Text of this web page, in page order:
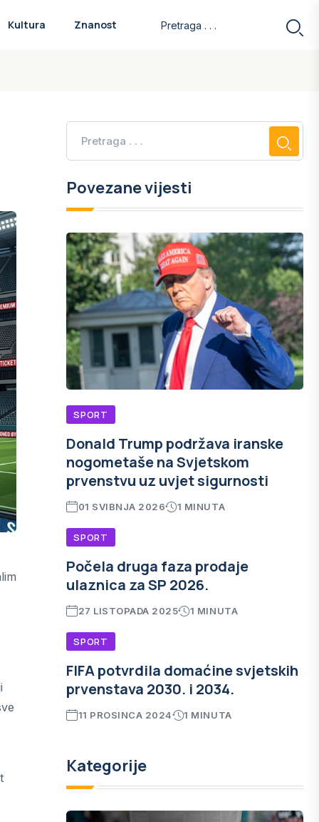
Kultura Znanost
Povezane vijesti
SPORT
Donald Trump podržava iranske
nogometaše na Svjetskom
prvenstvu uz uvjet sigurnosti
01 SVIBNJA 2026 1 MINUTA
SPORT
Počela druga faza prodaje
ulaznica za SP 2026.
27 LISTOPADA 2025 1 MINUTA
SPORT
FIFA potvrdila domaćine svjetskih
prvenstava 2030. i 2034.
11 PROSINCA 2024 1 MINUTA
Kategorije